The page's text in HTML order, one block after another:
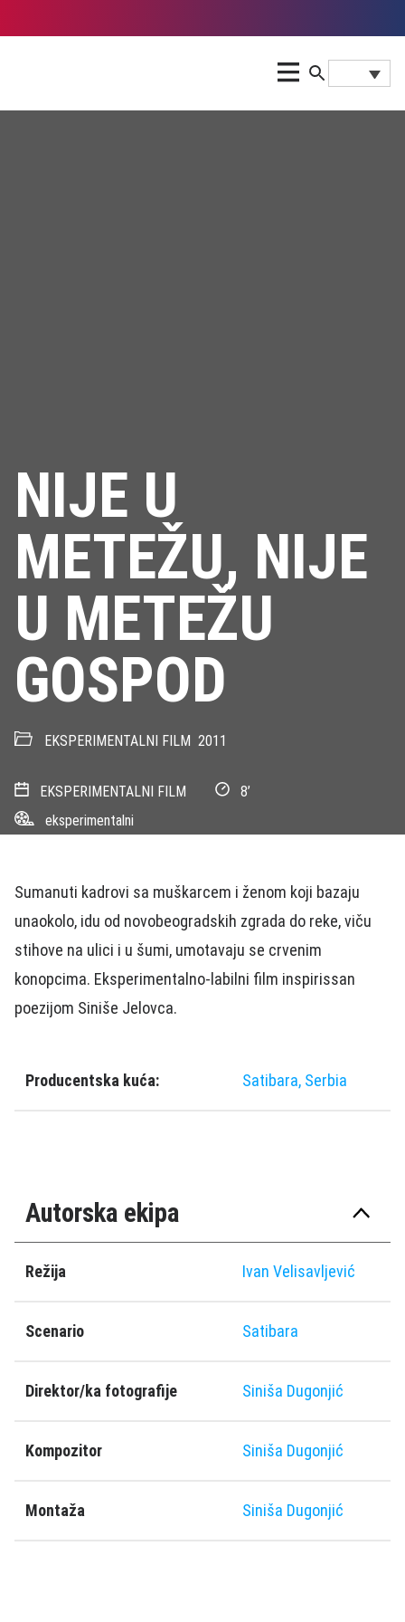
NIJE U
METEŽU, NIJE
U METEŽU
GOSPOD
EKSPERIMENTALNI FILM 2011
EKSPERIMENTALNI FILM
8’
eksperimentalni
Sumanuti kadrovi sa muškarcem i ženom koji bazaju
unaokolo, idu od novobeogradskih zgrada do reke, viču
stihove na ulici i u šumi, umotavaju se crvenim
konopcima. Eksperimentalno-labilni film inspirissan
poezijom Siniše Jelovca.
Producentska kuća: Satibara, Serbia
Autorska ekipa
Režija Ivan Velisavljević
Scenario Satibara
Direktor/ka fotografije Siniša Dugonjić
Kompozitor Siniša Dugonjić
Montaža Siniša Dugonjić